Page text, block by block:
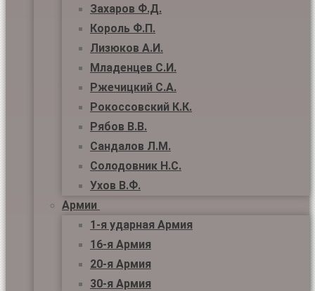
Захаров Ф.Д.
Король Ф.П.
Лизюков А.И.
Младенцев С.И.
Ржечицкий С.А.
Рокоссовский К.К.
Рябов В.В.
Сандалов Л.М.
Солодовник Н.С.
Ухов В.Ф.
Армии
1-я ударная Армия
16-я Армия
20-я Армия
30-я Армия